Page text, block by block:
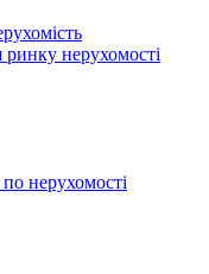
нерухомості
нерухомості